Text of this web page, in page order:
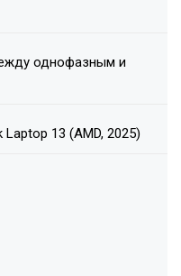
однофазным и
13 (AMD, 2025)